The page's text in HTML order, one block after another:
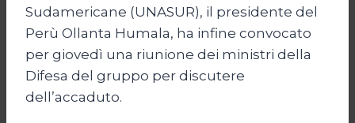
Sudamericane (UNASUR), il presidente del
Perù Ollanta Humala, ha infine convocato
per giovedì una riunione dei ministri della
Difesa del gruppo per discutere
dell’accaduto.